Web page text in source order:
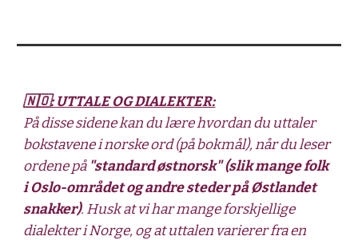
🇳🇴: UTTALE OG DIALEKTER:
På disse sidene kan du lære hvordan du uttaler
bokstavene i norske ord (på bokmål), når du leser
ordene på "standard østnorsk" (slik mange folk
i Oslo-området og andre steder på Østlandet
snakker). Husk at vi har mange forskjellige
dialekter i Norge, og at uttalen varierer fra en